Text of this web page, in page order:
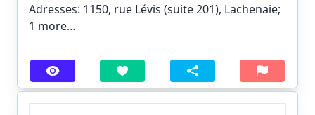
Adresses: 1150, rue Lévis (suite 201), Lachenaie;
1 more…